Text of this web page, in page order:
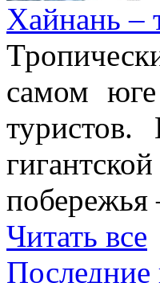
Хайнань –
самом
Читать все